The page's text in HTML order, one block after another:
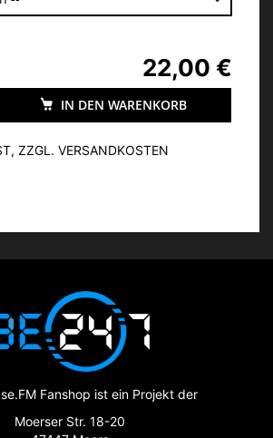
IN DEN WARENKORB
22,00 €
ZZGL. VERSANDKOSTEN
Fanshop ist ein Projekt der
Moerser Str. 18-20